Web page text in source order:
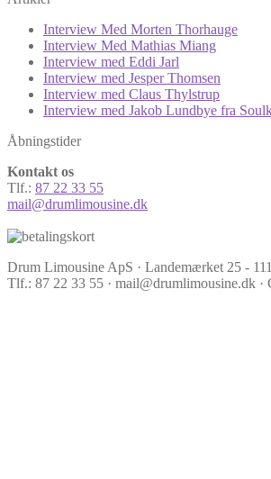
Interview Med Morten Thorhauge
Interview Med Mathias Miang
Interview med Eddi Jarl
Interview med Jesper Thomsen
Interview med Claus Thylstrup
Interview med Jakob Lundbye fra
Åbningstider
Kontakt os
Tlf.: 87 22 33 55
mail@drumlimousine.dk
Drum Limousine ApS · Landemærket 25 -
Tlf.: 87 22 33 55 · mail@drumlimousine.dk ·